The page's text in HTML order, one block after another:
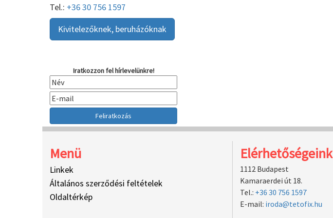
Tel.: +36 30 756 1597
Kivitelezőknek, beruházóknak
Iratkozzon fel hírlevelünkre!
Menü
Linkek
Általános szerződési feltételek
Oldaltérkép
Elérhetőségeink
1112 Budapest
Kamaraerdei út 18.
Tel.: +36 30 756 1597
E-mail: iroda@tetofix.hu